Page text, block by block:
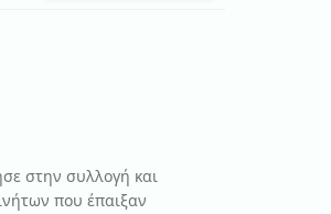
στην συλλογή και
που έπαιξαν